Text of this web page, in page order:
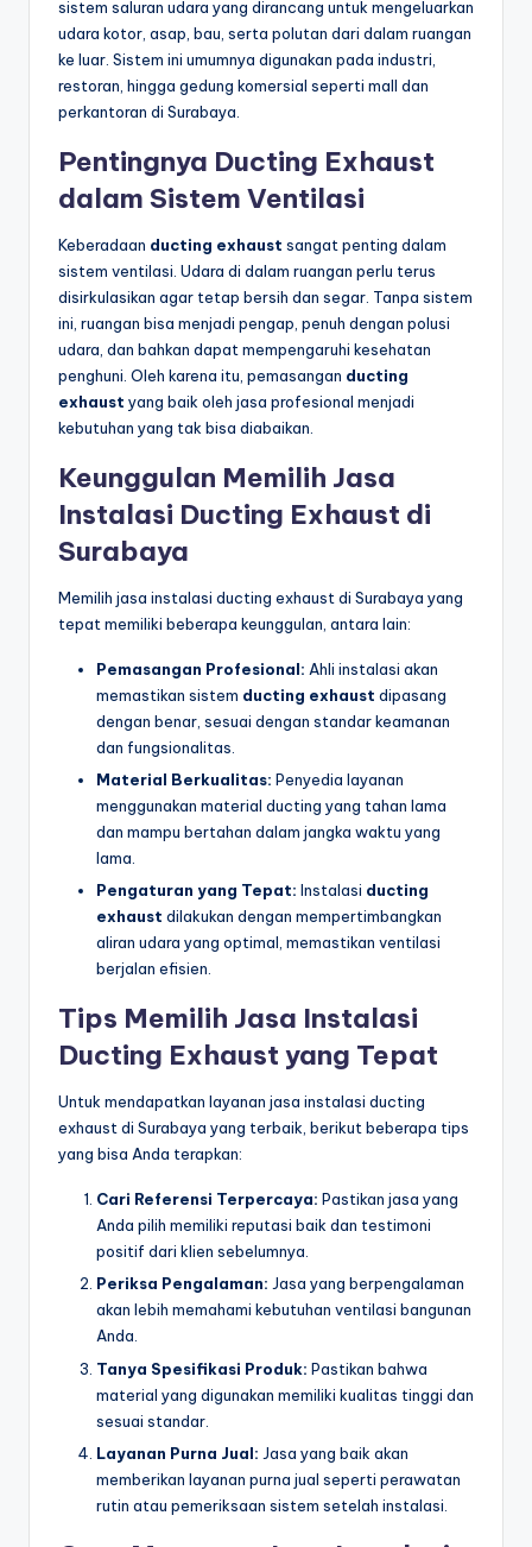
sistem saluran udara yang dirancang untuk mengeluarkan
udara kotor, asap, bau, serta polutan dari dalam ruangan
ke luar. Sistem ini umumnya digunakan pada industri,
restoran, hingga gedung komersial seperti mall dan
perkantoran di Surabaya.
Pentingnya Ducting Exhaust
dalam Sistem Ventilasi
Keberadaan ducting exhaust sangat penting dalam
sistem ventilasi. Udara di dalam ruangan perlu terus
disirkulasikan agar tetap bersih dan segar. Tanpa sistem
ini, ruangan bisa menjadi pengap, penuh dengan polusi
udara, dan bahkan dapat mempengaruhi kesehatan
penghuni. Oleh karena itu, pemasangan ducting
exhaust yang baik oleh jasa profesional menjadi
kebutuhan yang tak bisa diabaikan.
Keunggulan Memilih Jasa
Instalasi Ducting Exhaust di
Surabaya
Memilih jasa instalasi ducting exhaust di Surabaya yang
tepat memiliki beberapa keunggulan, antara lain:
Pemasangan Profesional: Ahli instalasi akan
memastikan sistem ducting exhaust dipasang
dengan benar, sesuai dengan standar keamanan
dan fungsionalitas.
Material Berkualitas: Penyedia layanan
menggunakan material ducting yang tahan lama
dan mampu bertahan dalam jangka waktu yang
lama.
Pengaturan yang Tepat: Instalasi ducting
exhaust dilakukan dengan mempertimbangkan
aliran udara yang optimal, memastikan ventilasi
berjalan efisien.
Tips Memilih Jasa Instalasi
Ducting Exhaust yang Tepat
Untuk mendapatkan layanan jasa instalasi ducting
exhaust di Surabaya yang terbaik, berikut beberapa tips
yang bisa Anda terapkan:
Cari Referensi Terpercaya: Pastikan jasa yang
Anda pilih memiliki reputasi baik dan testimoni
positif dari klien sebelumnya.
Periksa Pengalaman: Jasa yang berpengalaman
akan lebih memahami kebutuhan ventilasi bangunan
Anda.
Tanya Spesifikasi Produk: Pastikan bahwa
material yang digunakan memiliki kualitas tinggi dan
sesuai standar.
Layanan Purna Jual: Jasa yang baik akan
memberikan layanan purna jual seperti perawatan
rutin atau pemeriksaan sistem setelah instalasi.